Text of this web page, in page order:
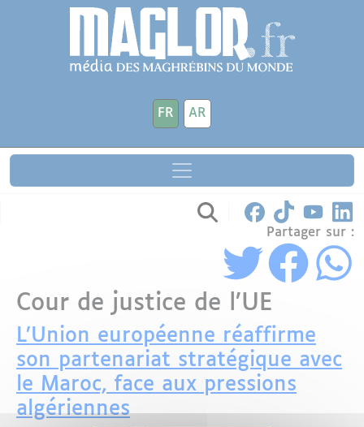
Aller au contenu principal
FR AR
Partager sur :
Cour de justice de l’UE
L’Union européenne réaffirme
son partenariat stratégique avec
le Maroc, face aux pressions
algériennes
Panneau de gestion des cookies